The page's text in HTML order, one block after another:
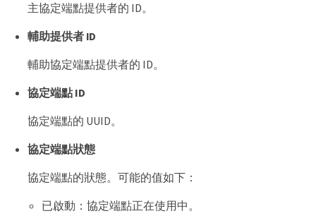
主協定端點提供者的 ID。
輔助提供者 ID
輔助協定端點提供者的 ID。
協定端點 ID
協定端點的 UUID。
協定端點狀態
協定端點的狀態。可能的值如下：
已啟動：協定端點正在使用中。